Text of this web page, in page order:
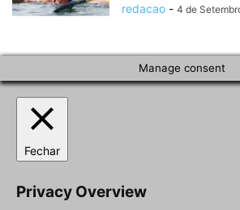
redacao - 4 de
Manage consent
Fechar
Privacy Overview